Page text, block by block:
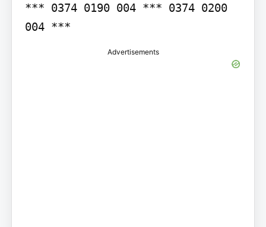
*** 0374 0190 004 *** 0374 0200
004 ***
Advertisements